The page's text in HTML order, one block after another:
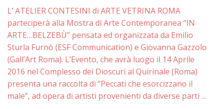
L’ ATELIER CONTESINI di ARTE VETRINA ROMA
parteciperà alla Mostra di Arte Contemporanea “IN
ARTE…BELZEBÙ” pensata ed organizzata da Emilio
Sturla Furnò (ESF Communication) e Giovanna Gazzolo
(Gall’Art Roma). L’Evento, che avrà luogo il 14 Aprile
2016 nel Complesso dei Dioscuri al Quirinale (Roma)
presenta una raccolta di “Peccati che esorcizzano il
male”, ad opera di artisti provenienti da diverse parti …